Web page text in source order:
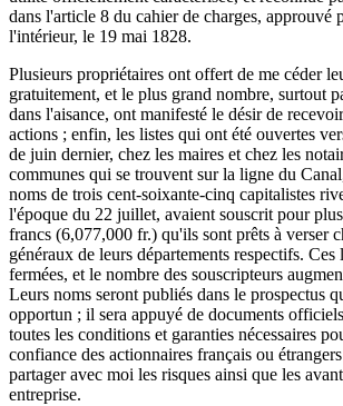
dans l'article 8 du cahier de charges, approuvé
l'intérieur, le 19 mai 1828.
Plusieurs propriétaires ont offert de me céder
gratuitement, et le plus grand nombre, surtout
dans l'aisance, ont manifesté le désir de
actions ; enfin, les listes qui ont été ouvertes
de juin dernier, chez les maires et chez les
communes qui se trouvent sur la ligne du
noms de trois cent-soixante-cinq capitalistes
l'époque du 22 juillet, avaient souscrit pour
francs (6,077,000 fr.) qu'ils sont prêts à verser
généraux de leurs départements respectifs. Ces
fermées, et le nombre des souscripteurs
Leurs noms seront publiés dans le prospectus
opportun ; il sera appuyé de documents
toutes les conditions et garanties nécessaires
confiance des actionnaires français ou
partager avec moi les risques ainsi que les
entreprise.